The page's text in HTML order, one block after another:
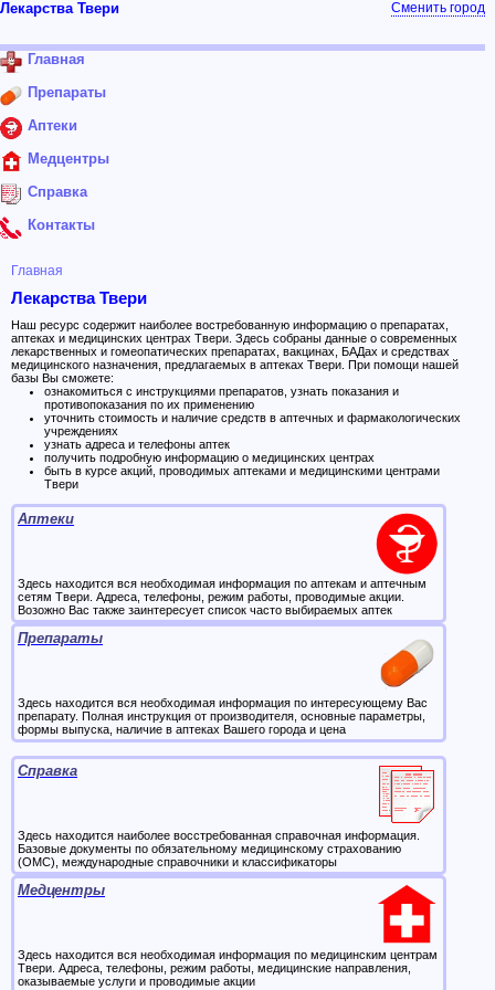
Лекарства Твери Сменить город
Главная
Препараты
Аптеки
Медцентры
Справка
Контакты
Главная
Лекарства Твери
Наш ресурс содержит наиболее востребованную информацию о препаратах,
аптеках и медицинских центрах Твери. Здесь собраны данные о современных
лекарственных и гомеопатических препаратах, вакцинах, БАДах и средствах
медицинского назначения, предлагаемых в аптеках Твери. При помощи нашей
базы Вы сможете:
ознакомиться с инструкциями препаратов, узнать показания и
противопоказания по их применению
уточнить стоимость и наличие средств в аптечных и фармакологических
учреждениях
узнать адреса и телефоны аптек
получить подробную информацию о медицинских центрах
быть в курсе акций, проводимых аптеками и медицинскими центрами
Твери
Аптеки
Здесь находится вся необходимая информация по аптекам и аптечным
сетям Твери. Адреса, телефоны, режим работы, проводимые акции.
Возожно Вас также заинтересует список часто выбираемых аптек
Препараты
Здесь находится вся необходимая информация по интересующему Вас
препарату. Полная инструкция от производителя, основные параметры,
формы выпуска, наличие в аптеках Вашего города и цена
Справка
Здесь находится наиболее восстребованная справочная информация.
Базовые документы по обязательному медицинскому страхованию
(ОМС), международные справочники и классификаторы
Медцентры
Здесь находится вся необходимая информация по медицинским центрам
Твери. Адреса, телефоны, режим работы, медицинские направления,
оказываемые услуги и проводимые акции